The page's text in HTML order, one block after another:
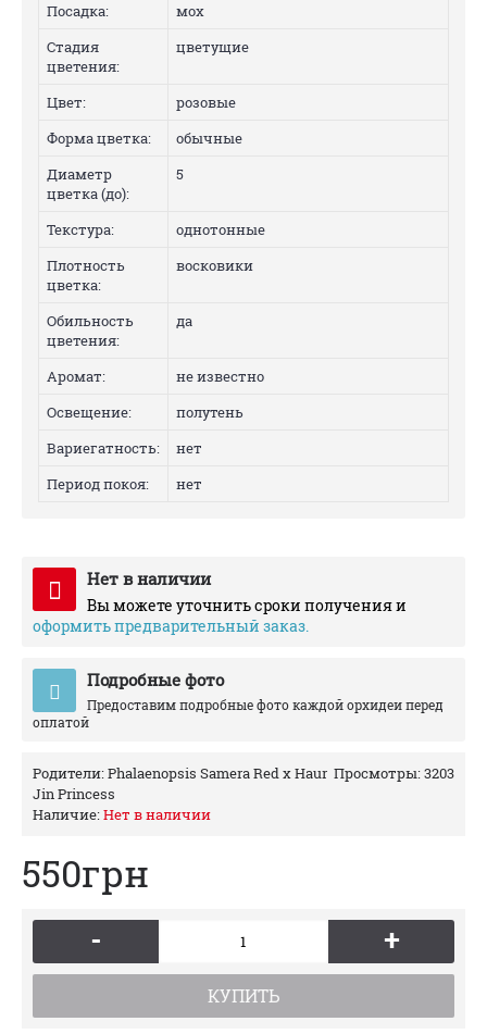
Посадка:
мох
Стадия
цветения:
цветущие
Цвет:
розовые
Форма цветка:
обычные
Диаметр
цветка (до):
5
Текстура:
однотонные
Плотность
цветка:
восковики
Обильность
цветения:
да
Аромат:
не известно
Освещение:
полутень
Вариегатность:
нет
Период покоя:
нет
Нет в наличии
Вы можете уточнить сроки получения и
оформить предварительный заказ.
Подробные фото
Предоставим подробные фото каждой орхидеи перед
оплатой
Просмотры: 3203
Родители:Phalaenopsis Samera Red x Haur
Jin Princess
Наличие:Нет в наличии
550грн
- +
КУПИТЬ